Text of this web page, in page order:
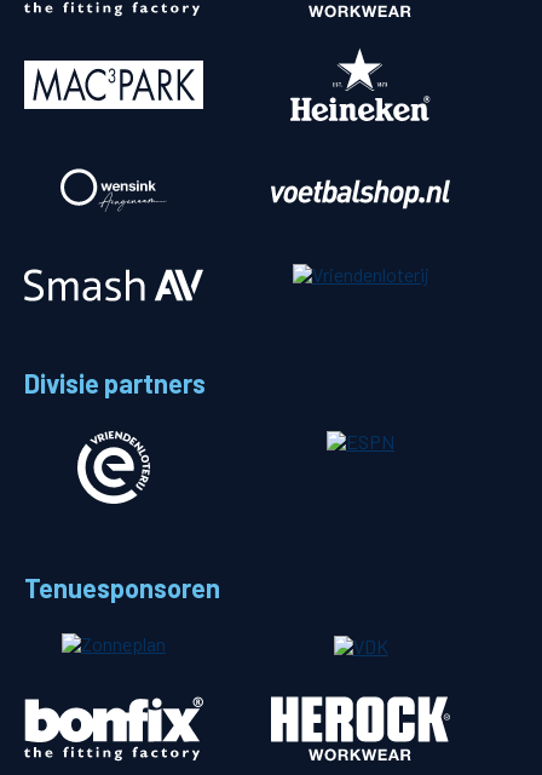
Divisie partners
Tenuesponsoren